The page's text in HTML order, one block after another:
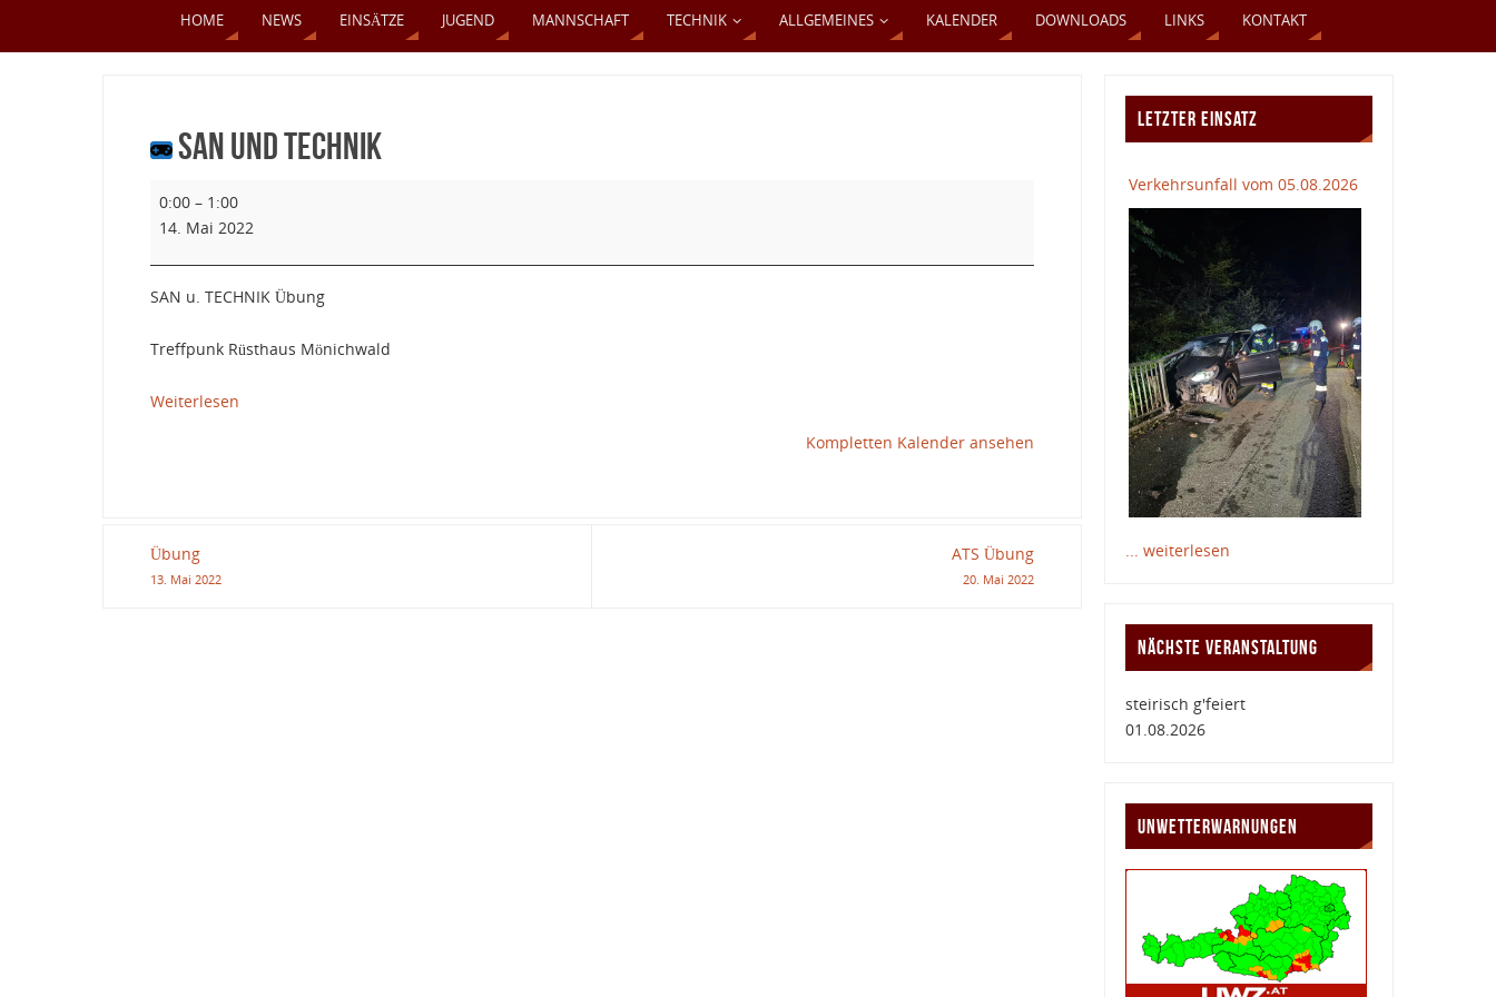
HOME NEWS EINSÄTZE JUGEND MANNSCHAFT TECHNIK ALLGEMEINES KALENDER DOWNLOADS LINKS KONTAKT
SAN und TECHNIK
0:00 – 1:00
14. Mai 2022
SAN u. TECHNIK Übung
Treffpunk Rüsthaus Mönichwald
Weiterlesen
Kompletten Kalender ansehen
Übung
13. Mai 2022
ATS Übung
20. Mai 2022
LETZTER EINSATZ
Verkehrsunfall vom 05.08.2026
... weiterlesen
NÄCHSTE VERANSTALTUNG
steirisch g'feiert
01.08.2026
UNWETTERWARNUNGEN